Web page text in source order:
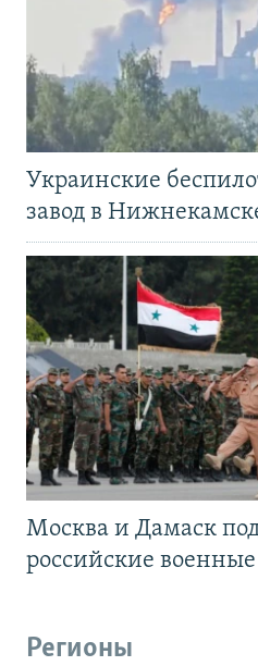
Украинские
завод в
Москва и Дамаск
российские
Регионы